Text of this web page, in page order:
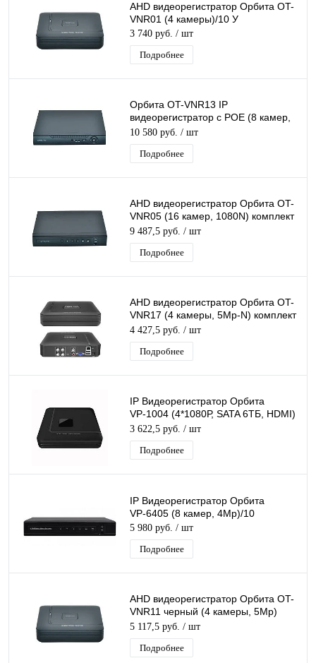
AHD видеорегистратор Орбита OT-
VNR01 (4 камеры)/10 У
3 740 руб. / шт
Подробнее
Орбита OT-VNR13 IP
видеорегистратор с POE (8 камер,
5Мр)/10
10 580 руб. / шт
Подробнее
AHD видеорегистратор Орбита OT-
VNR05 (16 камер, 1080N) комплект
блок питания, мышь USB
9 487,5 руб. / шт
Подробнее
AHD видеорегистратор Орбита OT-
VNR17 (4 камеры, 5Мр-N) комплект
блок питания, мышь USB, черный
4 427,5 руб. / шт
Подробнее
IP Видеорегистратор Орбита
VР-1004 (4*1080Р, SATA 6ТБ, HDMI)
/10
3 622,5 руб. / шт
Подробнее
IP Видеорегистратор Орбита
VР-6405 (8 камер, 4Мр)/10
5 980 руб. / шт
Подробнее
AHD видеорегистратор Орбита OT-
VNR11 черный (4 камеры, 5Мр)
комплект блок питания, мышь USB
5 117,5 руб. / шт
Подробнее